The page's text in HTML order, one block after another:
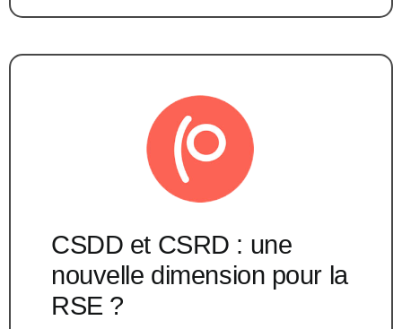
CSDD et CSRD : une
nouvelle dimension pour la
RSE ?